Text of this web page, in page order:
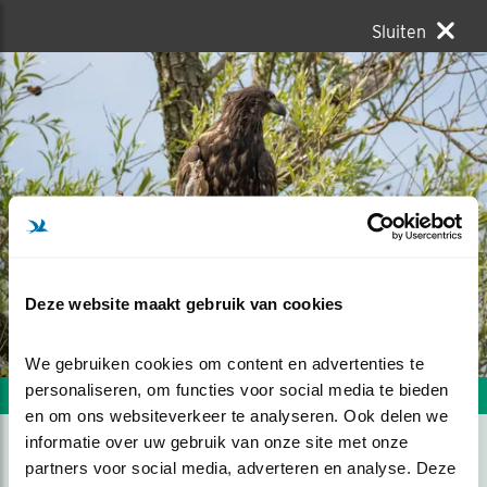
Deze website maakt gebruik van cookies
We gebruiken cookies om content en advertenties te
personaliseren, om functies voor social media te bieden
en om ons websiteverkeer te analyseren. Ook delen we
informatie over uw gebruik van onze site met onze
partners voor social media, adverteren en analyse. Deze
Sluiten
Volgende foto Vorige foto